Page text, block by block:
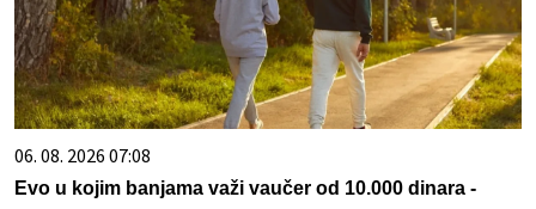
06. 08. 2026 07:08
Evo u kojim banjama važi vaučer od 10.000 dinara -